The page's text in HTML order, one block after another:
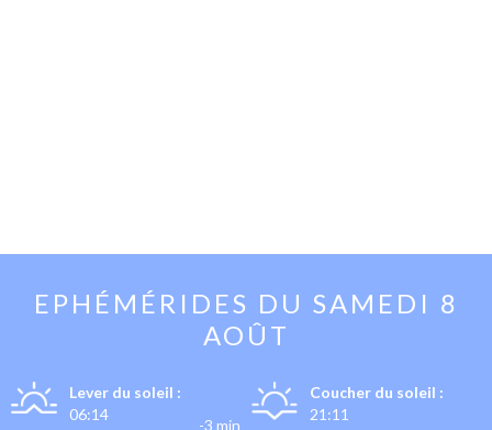
EPHÉMÉRIDES DU SAMEDI 8
AOÛT
Lever du soleil :
06:14
-3 min
Coucher du soleil :
21:11